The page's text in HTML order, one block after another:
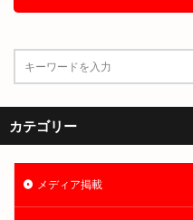
カテゴリー
メディア掲載